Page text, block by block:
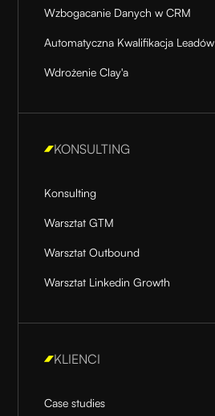
Wzbogacanie Danych w CRM
Automatyczna Kwalifikacja Leadów
Wdrożenie Clay'a
KONSULTING
Konsulting
Warsztat GTM
Warsztat Outbound
Warsztat Linkedin Growth
KLIENCI
Case studies